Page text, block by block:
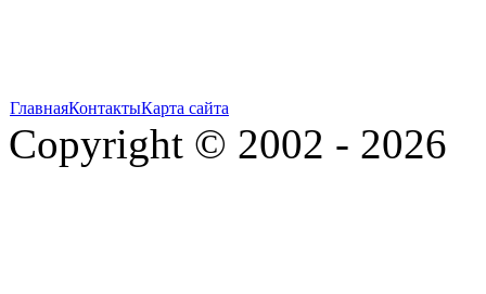
ГлавнаяКонтактыКарта сайта
Copyright © 2002 - 2026